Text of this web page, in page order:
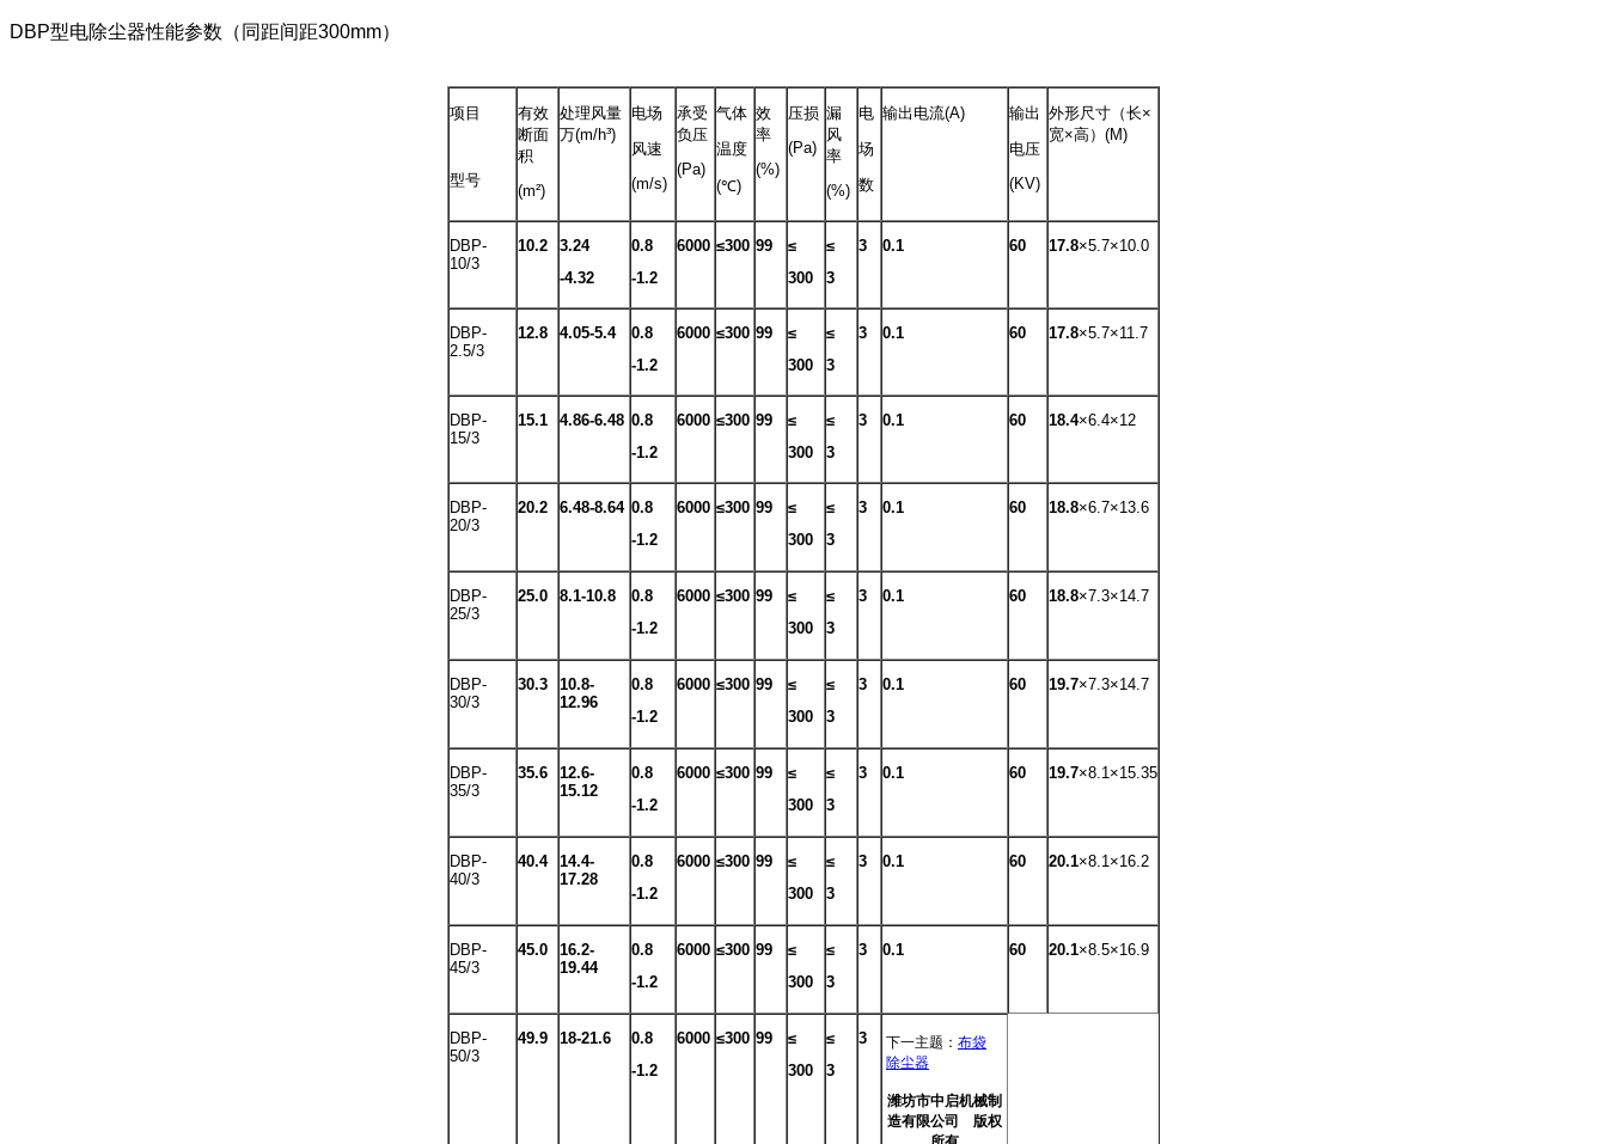
DBP型电除尘器性能参数（同距间距300mm）
项目
型号
有效
断面
积
(m²)
处理风量
万(m/h³)
电场
风速
(m/s)
承受
负压
(Pa)
气体
温度
(℃)
效
率
(%)
压损
(Pa)
漏
风
率
(%)
电
场
数
输出电流(A) 输出
电压
(KV)
外形尺寸（长×
宽×高） (M)
DBP-
10/3
10.2
3.24
-4.32
0.8
-1.2
6000 ≤300 99
≤
300
≤
3
3 0.1 60 17.8×5.7×10.0
DBP-
2.5/3
12.8 4.05-5.4
0.8
-1.2
6000 ≤300 99
≤
300
≤
3
3 0.1 60 17.8×5.7×11.7
DBP-
15/3
15.1 4.86-6.48 0.8
-1.2
6000 ≤300 99
≤
300
≤
3
3 0.1 60 18.4×6.4×12
DBP-
20/3
20.2 6.48-8.64 0.8
-1.2
6000 ≤300 99
≤
300
≤
3
3 0.1 60 18.8×6.7×13.6
DBP-
25/3
25.0 8.1-10.8
0.8
-1.2
6000 ≤300 99
≤
300
≤
3
3 0.1 60 18.8×7.3×14.7
DBP-
30/3
30.3
10.8-
12.96
0.8
-1.2
6000 ≤300 99
≤
300
≤
3
3 0.1 60 19.7×7.3×14.7
DBP-
35/3
35.6
12.6-
15.12
0.8
-1.2
6000 ≤300 99
≤
300
≤
3
3 0.1 60 19.7×8.1×15.35
DBP-
40/3
40.4
14.4-
17.28
0.8
-1.2
6000 ≤300 99
≤
300
≤
3
3 0.1 60 20.1×8.1×16.2
DBP-
45/3
45.0
16.2-
19.44
0.8
-1.2
6000 ≤300 99
≤
300
≤
3
3 0.1 60 20.1×8.5×16.9
DBP-
50/3
49.9 18-21.6
0.8
-1.2
6000 ≤300 99
≤
300
≤
3
3 下一主题： 布袋
除尘器
潍坊市中启机械制
造有限公司 版权